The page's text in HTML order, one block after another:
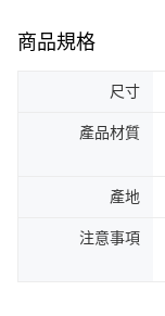
商品規格
尺寸
產品材質
產地
注意事項